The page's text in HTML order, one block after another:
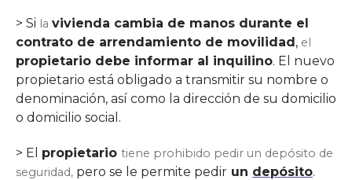
> Si la vivienda cambia de manos durante el
contrato de arrendamiento de movilidad, el
propietario debe informar al inquilino. El nuevo
propietario está obligado a transmitir su nombre o
denominación, así como la dirección de su domicilio
o domicilio social.
> El propietario tiene prohibido pedir un depósito de
seguridad, pero se le permite pedir un depósito.